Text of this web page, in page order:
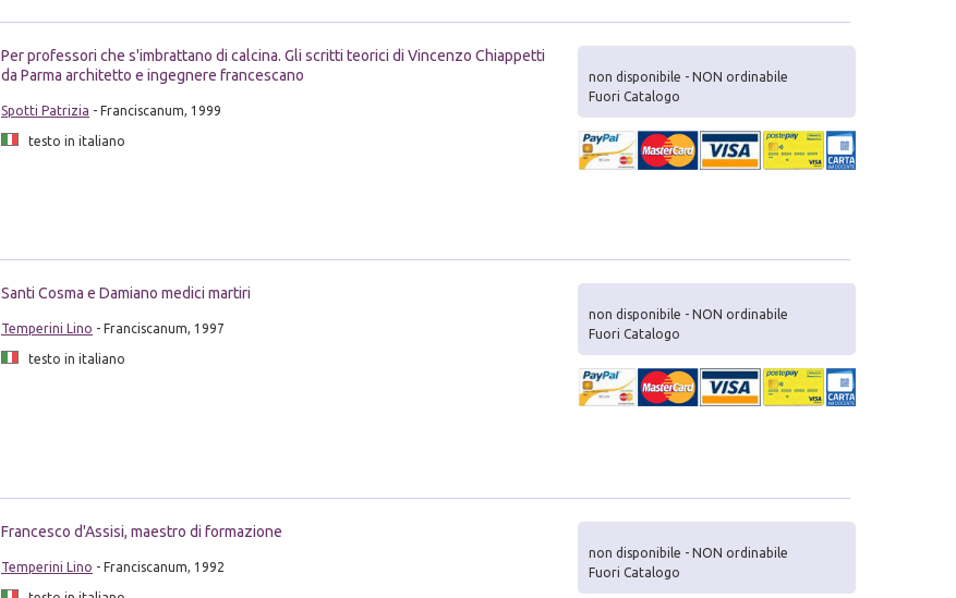
Per professori che s'imbrattano di calcina. Gli scritti teorici di Vincenzo Chiappetti
da Parma architetto e ingegnere francescano
Spotti Patrizia - Franciscanum, 1999
testo in italiano
non disponibile - NON ordinabile
Fuori Catalogo
Santi Cosma e Damiano medici martiri
Temperini Lino - Franciscanum, 1997
testo in italiano
non disponibile - NON ordinabile
Fuori Catalogo
Francesco d'Assisi, maestro di formazione
Temperini Lino - Franciscanum, 1992
non disponibile - NON ordinabile
Fuori Catalogo